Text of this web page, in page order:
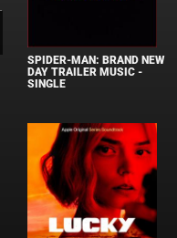
SPIDER-MAN: BRAND NEW
DAY TRAILER MUSIC -
SINGLE